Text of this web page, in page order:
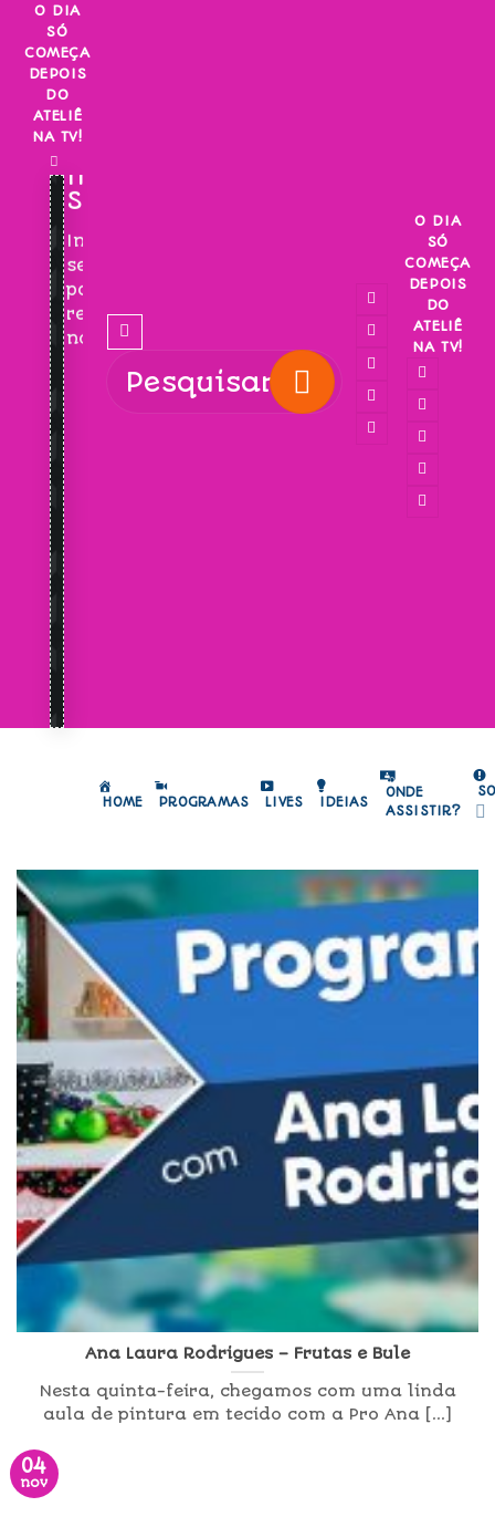
Skip
content
O DIA
SÓ
COMEÇA
DEPOIS
DO
ATELIÊ
NA TV!
INSCREVA-
SE!
Inscreva-
se
para
receber
novidades!
O DIA
SÓ
COMEÇA
DEPOIS
DO
ATELIÊ
NA TV!
HOME PROGRAMAS LIVES IDEIAS
ONDE
ASSISTIR?
Ana Laura Rodrigues – Frutas e Bule
Nesta quinta-feira, chegamos com uma linda
aula de pintura em tecido com a Pro Ana [...]
04
nov